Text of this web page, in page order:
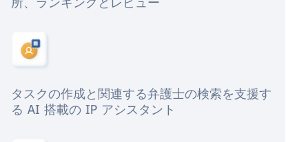
タスクの作成と関連する弁護士の検索を支援す
る AI 搭載の IP アシスタント